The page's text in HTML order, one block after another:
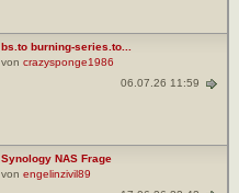
bs.to burning-series.to...
von crazysponge1986
06.07.26 11:59
Synology NAS Frage
von engelinzivil89